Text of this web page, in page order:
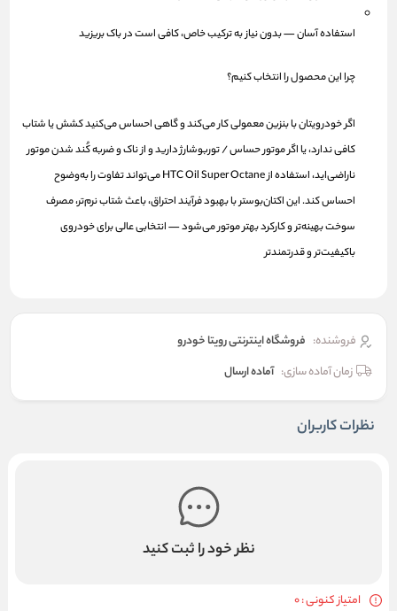
استفاده آسان — بدون نیاز به ترکیب خاص، کافی است در باک بریزید
چرا این محصول را انتخاب کنیم؟
اگر خودرویتان با بنزین معمولی کار می‌کند و گاهی احساس می‌کنید کشش یا شتاب
کافی ندارد، یا اگر موتور حساس / توربوشارژ دارید و از ناک و ضربه کُند شدن موتور
ناراضی‌اید، استفاده از HTC Oil Super Octane می‌تواند تفاوت را به‌وضوح
احساس کند. این اکتان‌بوستر با بهبود فرآیند احتراق، باعث شتاب نرم‌تر، مصرف
سوخت بهینه‌تر و کارکرد بهتر موتور می‌شود — انتخابی عالی برای خودروی
باکیفیت‌تر و قدرتمندتر
فروشنده: فروشگاه اینترنتی رویتا خودرو
زمان آماده سازی: آماده ارسال
نظرات کاربران
نظر خود را ثبت کنید
امتیاز کنونی : 0